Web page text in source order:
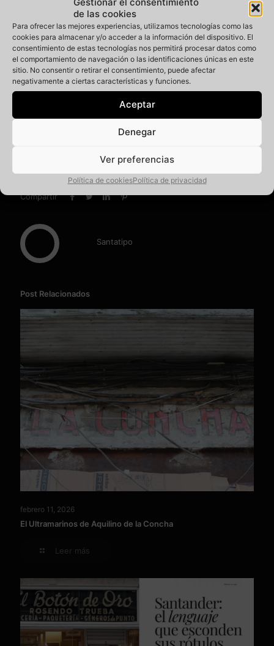
de las cookies
Para ofrecer las mejores experiencias, utilizamos tecnologías como las
cookies para almacenar y/o acceder a la información del dispositivo. El
consentimiento de estas tecnologías nos permitirá procesar datos como
el comportamiento de navegación o las identificaciones únicas en este
sitio. No consentir o retirar el consentimiento, puede afectar
negativamente a ciertas características y funciones.
Aceptar
Denegar
Ver preferencias
Política de cookiesPolítica de privacidad
En «Entre tipos y
calles»
(Cataluña)
Compartir
Santatipo
Post Relacionados
febrero 11, 2026
El Ultramarinos de Aquilino de la Concha
Leer más